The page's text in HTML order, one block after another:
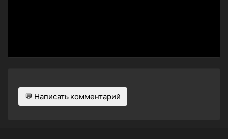
💬 Написать комментарий